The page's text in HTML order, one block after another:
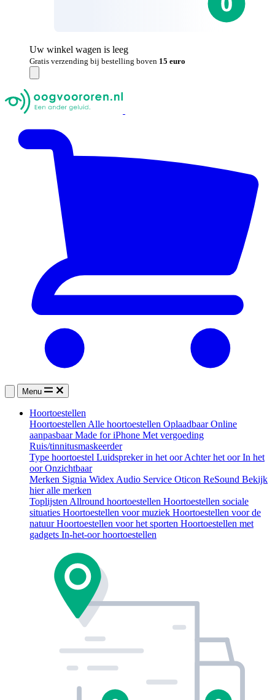
Uw winkel wagen is leeg
Gratis verzending bij bestelling boven 15 euro
Menu
Hoortoestellen
Hoortoestellen Alle hoortoestellen OplaadbaarOnline
aanpasbaarMade for iPhone Met vergoeding
Ruis/tinnitusmaskeerder
Type hoortoestel Luidspreker in het oorAchter het oorIn het
oorOnzichtbaar
Merken Signia Widex Audio Service Oticon ReSound Bekijk
hier alle merken
Toplijsten Allround hoortoestellen Hoortoestellen sociale
situaties Hoortoestellen voor muziek Hoortoestellen voor de
natuurHoortoestellen voor het sporten Hoortoestellen met
gadgets In-het-oor hoortoestellen